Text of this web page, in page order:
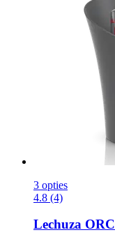
3 opties
4.8 (4)
Lechuza